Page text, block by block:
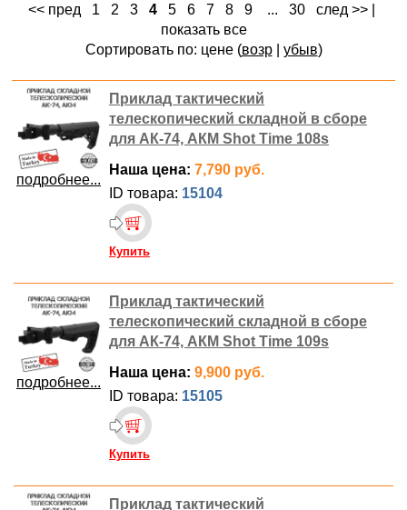
<< пред 1 2 3 4 5 6 7 8 9 ... 30 след >>
показать все
Сортировать по: цене (возр| убыв)
подробнее...
Приклад тактический
телескопический складной в сборе
для АК-74, АКМ Shot Time 108s
Наша цена: 7,790 руб.
ID товара: 15104
Купить
подробнее...
Приклад тактический
телескопический складной в сборе
для АК-74, АКМ Shot Time 109s
Наша цена: 9,900 руб.
ID товара: 15105
Купить
Приклад тактический